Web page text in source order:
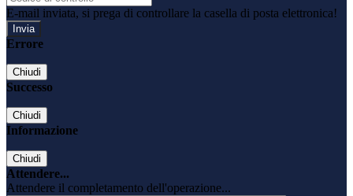
E-mail inviata, si prega di controllare la casella di posta elettronica!
Errore
Chiudi
Successo
Chiudi
Informazione
Chiudi
Attendere...
Attendere il completamento dell'operazione...